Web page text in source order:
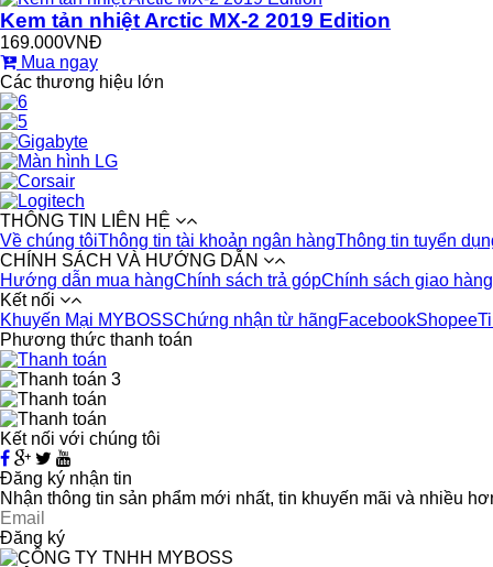
Kem tản nhiệt Arctic MX-2 2019 Edition
169.000VNĐ
Mua ngay
Các thương hiệu lớn
THÔNG TIN LIÊN HỆ
Về chúng tôiThông tin tài khoản ngân hàngThông tin tuyển
CHÍNH SÁCH VÀ HƯỚNG DẪN
Hướng dẫn mua hàngChính sách trả gópChính sách giao hàng
Kết nối
Khuyến Mại MYBOSSChứng nhận từ hãngFacebookShopee
Phương thức thanh toán
Kết nối với chúng tôi
Đăng ký nhận tin
Nhận thông tin sản phẩm mới nhất, tin khuyến mãi và nhiều
Đăng ký